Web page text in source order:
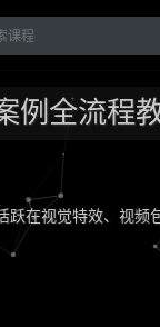
例全流程
跃在视觉特效、视频